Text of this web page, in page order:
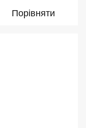
Порівняти